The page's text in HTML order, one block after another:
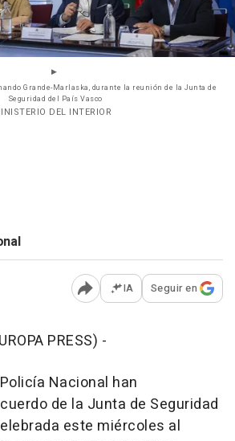
Grande-Marlaska, durante la reunión de la Junta de
Seguridad del País Vasco
DEL INTERIOR
Abrir opciones para
IA Seguir en
PRESS) -
Nacional han
de la Junta de Seguridad
este miércoles al